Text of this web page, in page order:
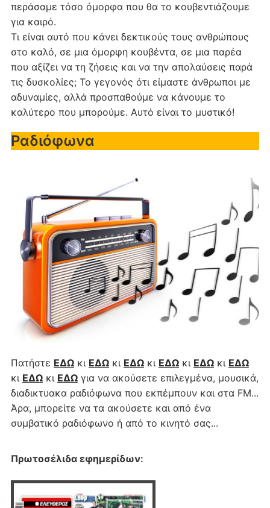
περάσαμε τόσο όμορφα που θα το κουβεντιάζουμε
για καιρό.
Τι είναι αυτό που κάνει δεκτικούς τους ανθρώπους
στο καλό, σε μια όμορφη κουβέντα, σε μια παρέα
που αξίζει να τη ζήσεις και να την απολαύσεις παρά
τις δυσκολίες; Το γεγονός ότι είμαστε άνθρωποι με
αδυναμίες, αλλά προσπαθούμε να κάνουμε το
καλύτερο που μπορούμε. Αυτό είναι το μυστικό!
Ραδιόφωνα
Πατήστε ΕΔΩκι ΕΔΩκι ΕΔΩκι ΕΔΩκι ΕΔΩκι ΕΔΩ
κι ΕΔΩκι ΕΔΩγια να ακούσετε επιλεγμένα, μουσικά,
διαδικτυακα ραδιόφωνα που εκπέμπουν και στα FM...
Άρα, μπορείτε να τα ακούσετε και από ένα
συμβατικό ραδιόφωνο ή από το κινητό σας...
Πρωτοσέλιδα εφημερίδων: